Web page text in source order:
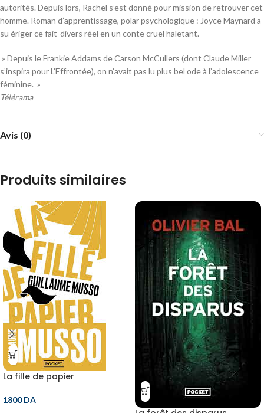
autorités. Depuis lors, Rachel s’est donné pour mission de retrouver cet
homme. Roman d’apprentissage, polar psychologique : Joyce Maynard a
su ériger ce fait-divers réel en un conte cruel haletant.
» Depuis le Frankie Addams de Carson McCullers (dont Claude Miller
s’inspira pour L’Effrontée), on n’avait pas lu plus bel ode à l’adolescence
féminine. »
Télérama
Avis (0)
Produits similaires
La fille de papier
1800DA